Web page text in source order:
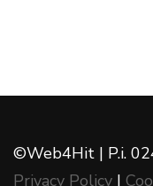
©Web4Hit | P.i.
Privacy Policy |